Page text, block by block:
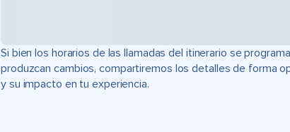
Si bien los horarios de las llamadas del itinerario se
produzcan cambios, compartiremos los detalles de forma
y su impacto en tu experiencia.